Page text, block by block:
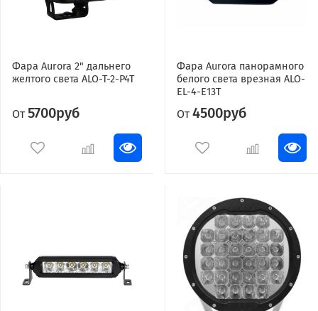
Фара Aurora 2" дальнего
желтого света ALO-T-2-P4T
От 5700руб
Фара Aurora панорамного
белого света врезная ALO-
EL-4-E13T
От 4500руб